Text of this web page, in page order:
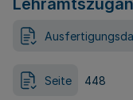
Seite 448